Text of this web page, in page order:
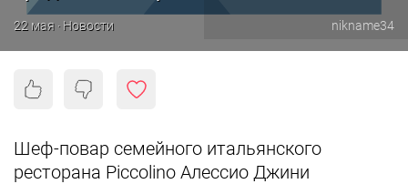
22 мая · Новости nikname34
Шеф-повар семейного итальянского
ресторана Piccolino Алессио Джини